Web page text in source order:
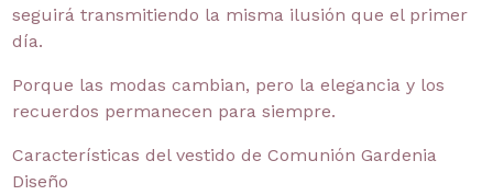
seguirá transmitiendo la misma ilusión que el primer
día.
Porque las modas cambian, pero la elegancia y los
recuerdos permanecen para siempre.
Características del vestido de Comunión Gardenia
Diseño